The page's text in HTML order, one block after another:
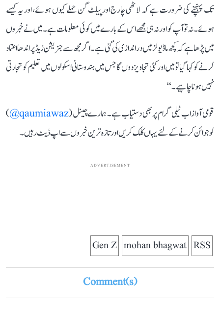
تک پہنچنے کی ضرورت ہے کہ لاٹھی چارج اور پیلٹ گن حملے کیوں ہوئے، اور یہ کیسے
ہوئے۔ نہ تو آپ کو اور نہ ہی مجھے اس کے بارے میں کوئی معلومات ہے۔ میں نے خبروں
میں پڑھا ہے کہ کچھ ماڈیولز میں دراندازی کی گئی ہے۔ اگر مجھ سے جنریشن زیڈ پر اندھا اعتماد
کرنے کو کہا گیا تو میں اور کئی تجاویز دوں گا جس میں ہندوستانی اسکولوں میں تعلیم کو تجارتی
نہیں ہونا چاہیے۔‘‘
قومی آواز اب ٹیلی گرام پر بھی دستیاب ہے۔ ہمارے چینل (qaumiawaz@
)
کو جوائن کرنے کے لئے یہاں کلک کریں اور تازہ ترین خبروں سے اپ ڈیٹ رہیں۔
ADVERTISEMENT
RSS
mohan bhagwat
Gen Z
Comment(s)